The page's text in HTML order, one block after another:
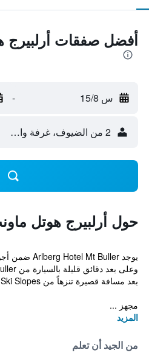
أفضل صفقات أرلبيرج
س 15/8 -
2 من الضيوف، غرفة واحدة
حول أرلبيرج هوتل
بعد مسافة قصيرة تنزهاً من Mt. Buller Ski Slopes وبولر مونت.
مجهز ...
المزيد
من الجيد أن تعلم